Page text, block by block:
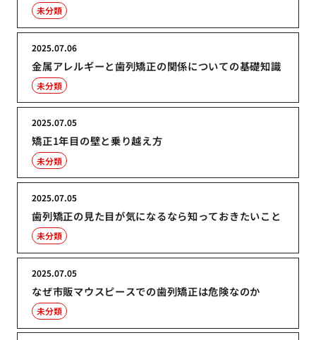
未分類
金属アレルギーと歯列矯正の関係についての基礎知識
2025.07.06
未分類
矯正1年目の壁と乗り越え方
2025.07.05
未分類
歯列矯正の見た目が気になるなら知っておきたいこと
2025.07.05
未分類
なぜ市販マウスピースでの歯列矯正は危険なのか
2025.07.05
未分類